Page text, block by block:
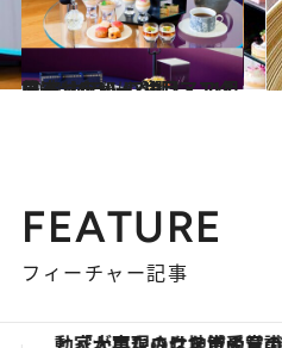
2021.10.25
見逃せない！ 10月・11月限定 ホテルの注目アフタヌーンティー7選
旅＆お出かけ
FEATURE
フィーチャー記事